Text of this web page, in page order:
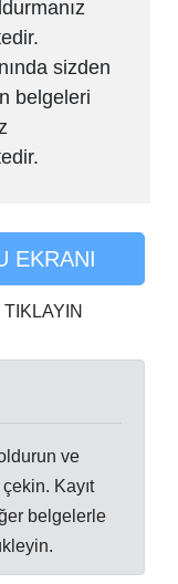
sizden
belgeleri
EKRANI
ve
Kayıt
belgelerle